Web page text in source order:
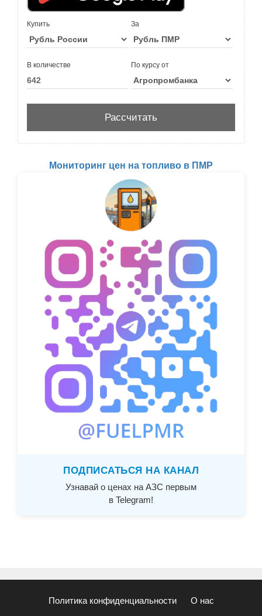
Купить За
В количестве По курсу от
Мониторинг цен на топливо в ПМР
ПОДПИСАТЬСЯ НА КАНАЛ
Узнавай о ценах на АЗС первым
в Telegram!
Политика конфиденциальности О нас